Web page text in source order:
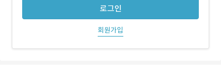
로그인
회원가입